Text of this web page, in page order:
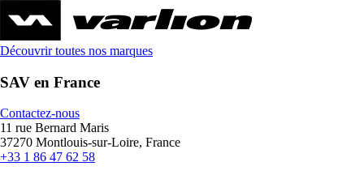
Découvrir toutes nos marques
SAV en France
Contactez-nous
11 rue Bernard Maris
37270 Montlouis-sur-Loire, France
+33 1 86 47 62 58